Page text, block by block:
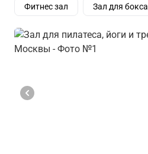
Фитнес зал Зал для бокса